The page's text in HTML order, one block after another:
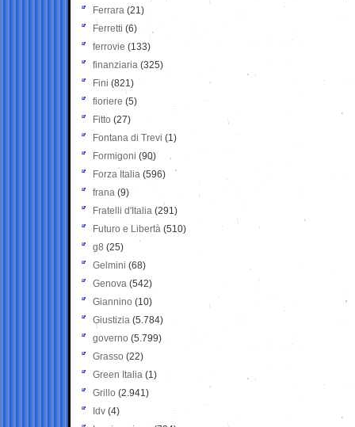
Ferrara (21)
Ferretti (6)
ferrovie (133)
finanziaria (325)
Fini (821)
fioriere (5)
Fitto (27)
Fontana di Trevi (1)
Formigoni (90)
Forza Italia (596)
frana (9)
Fratelli d'Italia (291)
Futuro e Libertà (510)
g8 (25)
Gelmini (68)
Genova (542)
Giannino (10)
Giustizia (5.784)
governo (5.799)
Grasso (22)
Green Italia (1)
Grillo (2.941)
Idv (4)